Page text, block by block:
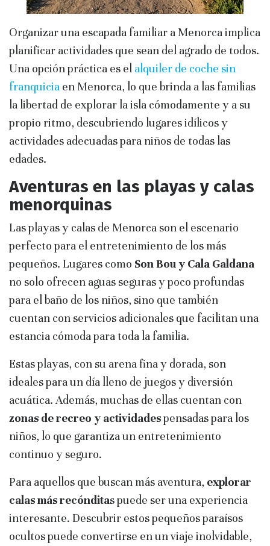
Organizar una escapada familiar a Menorca implica
planificar actividades que sean del agrado de todos.
Una opción práctica es el alquiler de coche sin
franquicia en Menorca, lo que brinda a las familias
la libertad de explorar la isla cómodamente y a su
propio ritmo, descubriendo lugares idílicos y
actividades adecuadas para niños de todas las
edades.
Aventuras en las playas y calas
menorquinas
Las playas y calas de Menorca son el escenario
perfecto para el entretenimiento de los más
pequeños. Lugares como Son Bou y Cala Galdana
no solo ofrecen aguas seguras y poco profundas
para el baño de los niños, sino que también
cuentan con servicios adicionales que facilitan una
estancia cómoda para toda la familia.
Estas playas, con su arena fina y dorada, son
ideales para un día lleno de juegos y diversión
acuática. Además, muchas de ellas cuentan con
zonas de recreo y actividadespensadas para los
niños, lo que garantiza un entretenimiento
continuo y seguro.
Para aquellos que buscan más aventura, explorar
calas más recónditas puede ser una experiencia
interesante. Descubrir estos pequeños paraísos
ocultos puede convertirse en un viaje inolvidable,